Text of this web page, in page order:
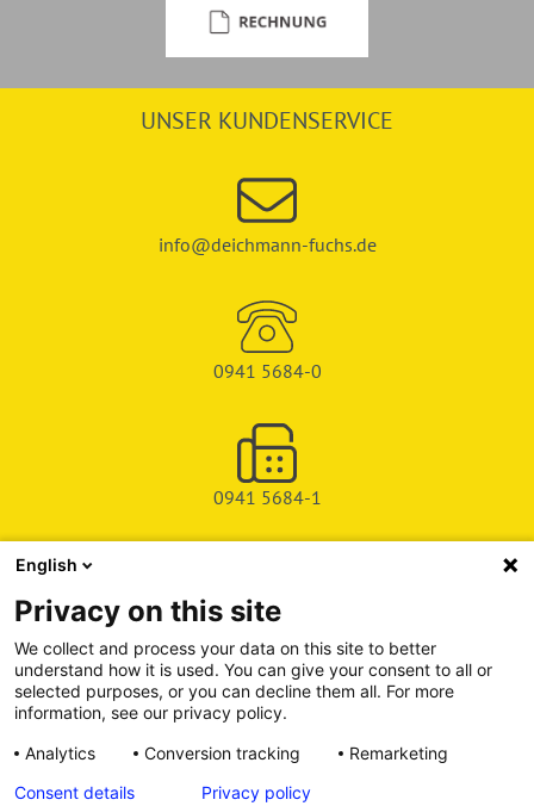
UNSER KUNDENSERVICE
info@deichmann-fuchs.de
0941 5684-0
0941 5684-1
SHOP
SERVICE & SUPPORT
DEICHMAN-FUCHS VERLAG
English
Privacy on this site
We collect and process your data on this site to better
understand how it is used. You can give your consent to all or
selected purposes, or you can decline them all. For more
information, see our privacy policy.
Analytics
Conversion tracking
Remarketing
Consent details
Privacy policy